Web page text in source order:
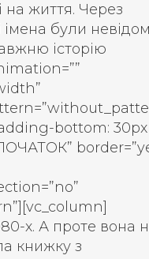
на життя. Через
були
історію
bottom: 30px
х. А проте вона
книжку з